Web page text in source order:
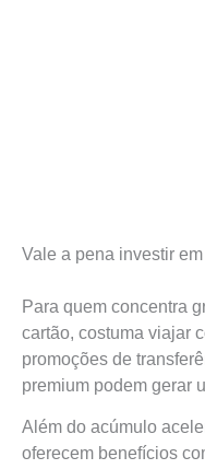
Vale a pena investir
Para quem concentra
cartão, costuma viajar
promoções de
premium podem gerar
Além do acúmulo
oferecem benefícios